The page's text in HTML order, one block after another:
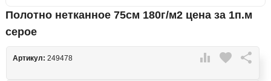
Полотно нетканное 75см 180г/м2 цена за 1п.м
серое
 favorite 
Артикул: 249478